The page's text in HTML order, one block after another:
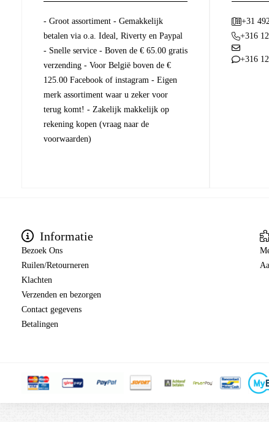
- Groot assortiment - Gemakkelijk
betalen via o.a. Ideal, Riverty en Paypal
- Snelle service - Boven de € 65.00 gratis
verzending - Voor België boven de €
125.00 Facebook of instagram - Eigen
merk assortiment waar u zeker voor
terug komt! - Zakelijk makkelijk op
rekening kopen (vraag naar de
voorwaarden)
+31
+316
+316
Informatie
Bezoek Ons
Ruilen/Retourneren
Klachten
Verzenden en bezorgen
Contact gegevens
Betalingen